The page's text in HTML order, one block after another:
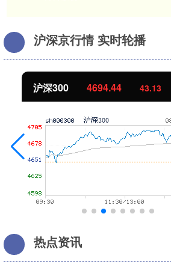
沪深京行情 实时轮播
沪深300 4694.44 43.13
热点资讯